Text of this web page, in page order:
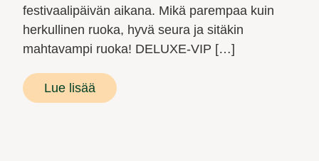
festivaalipäivän aikana. Mikä parempaa kuin
herkullinen ruoka, hyvä seura ja sitäkin
mahtavampi ruoka! DELUXE-VIP […]
Lue lisää